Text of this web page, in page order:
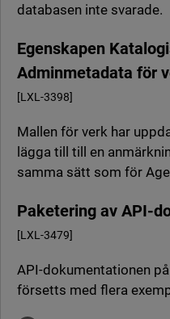
databasen inte svarade.
Egenskapen
Adminmetadata för
[LXL-3398]
Mallen för verk har
lägga till till en
samma sätt som för
Paketering av API-
[LXL-3479]
API-dokumentationen på
försetts med flera